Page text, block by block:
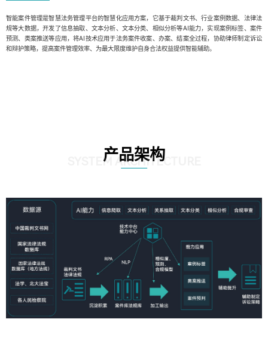
智能案件管理是智慧法务管理平台的智慧化应用方案，它基于裁判文书、行业案例数据、法律法
规等大数据，开发了信息抽取、文本分析、文本分类、相似分析等AI能力，实现案例标签、案件
预测、类案推送等应用，将AI技术应用于法务案件收案、办案、结案全过程，协助律师制定诉讼
和辩护策略，提高案件管理效率、为最大限度维护自身合法权益提供智能辅助。
产品架构
SYSTEM ARCHITECTURE